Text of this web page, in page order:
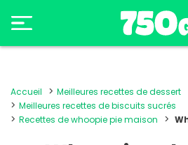
Accueil
Meilleures recettes de dessert
Meilleures recettes de biscuits sucrés
Recettes de whoopie pie maison